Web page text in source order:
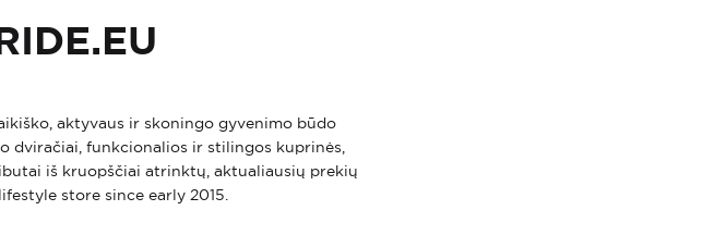
aktyvaus ir skoningo gyvenimo būdo
dviračiai, funkcionalios ir stilingos kuprinės,
iš kruopščiai atrinktų, aktualiausių prekių
store since early 2015.